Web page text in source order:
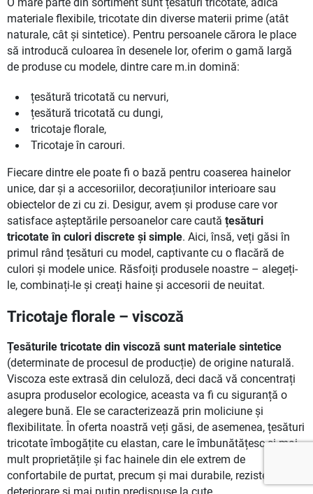
materiale flexibile, tricotate din diverse materii prime (atât
naturale, cât și sintetice). Pentru persoanele cărora le place
să introducă culoarea în desenele lor, oferim o gamă largă
de produse cu modele, dintre care m.in domină:
țesătură tricotată cu nervuri,
țesătură tricotată cu dungi,
tricotaje florale,
Tricotaje în carouri.
Fiecare dintre ele poate fi o bază pentru coaserea hainelor
unice, dar și a accesoriilor, decorațiunilor interioare sau
obiectelor de zi cu zi. Desigur, avem și produse care vor
satisface așteptările persoanelor care caută țesături
tricotate în culori discrete și simple. Aici, însă, veți găsi în
primul rând țesături cu model, captivante cu o flacără de
culori și modele unice. Răsfoiți produsele noastre – alegeți-
le, combinați-le și creați haine și accesorii de neuitat.
Tricotaje florale – viscoză
Țesăturile tricotate din viscoză sunt materiale sintetice
(determinate de procesul de producție) de origine naturală.
Viscoza este extrasă din celuloză, deci dacă vă concentrați
asupra produselor ecologice, aceasta va fi cu siguranță o
alegere bună. Ele se caracterizează prin moliciune și
flexibilitate. În oferta noastră veți găsi, de asemenea, țesături
tricotate îmbogățite cu elastan, care le îmbunătățesc și mai
mult proprietățile și fac hainele din ele extrem de
confortabile de purtat, precum și mai durabile, rezistente la